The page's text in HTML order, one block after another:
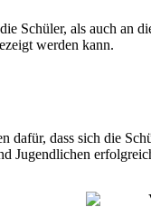
Schüler, als auch an
werden kann.
dass sich die
Jugendlichen